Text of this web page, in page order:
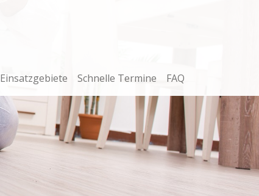
Einsatzgebiete Schnelle Termine FAQ